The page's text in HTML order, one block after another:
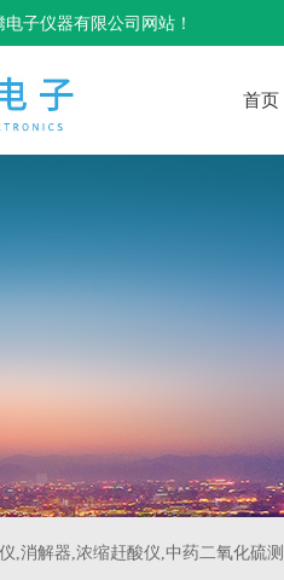
子仪器有限公司网站！
首页
,消解器,浓缩赶酸仪,中药二氧化硫